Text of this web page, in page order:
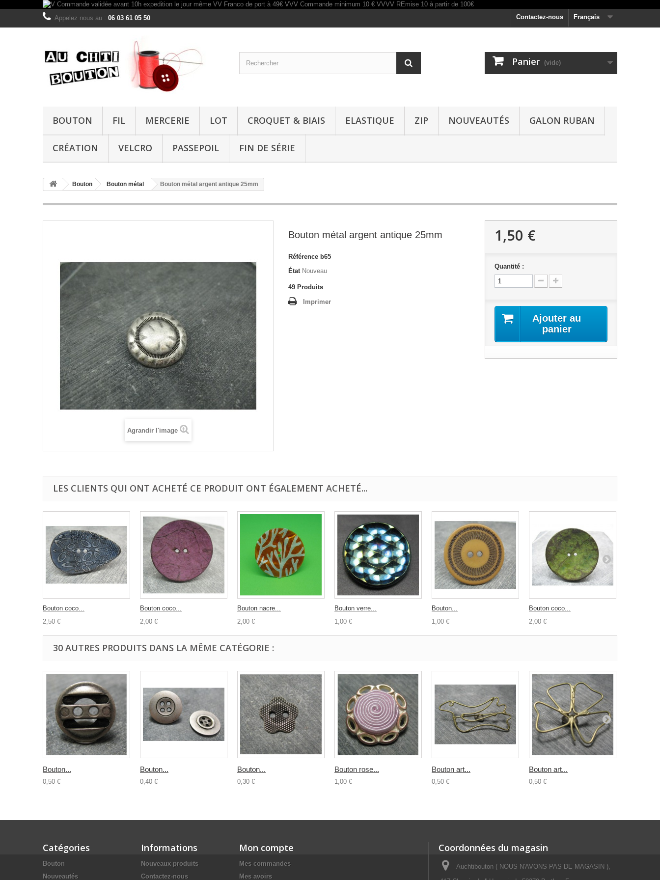
Français
Contactez-nous
Appelez nous au : 06 03 61 05 50
Panier (vide)
BOUTON FIL MERCERIE LOT CROQUET & BIAIS ELASTIQUE ZIP NOUVEAUTÉS GALON RUBAN
CRÉATION VELCRO PASSEPOIL FIN DE SÉRIE
Bouton Bouton métal Bouton métal argent antique 25mm
Agrandir l'image
Bouton métal argent antique 25mm
Référence b65
État Nouveau
49 Produits
Imprimer
1,50 €
Quantité :
Ajouter au
panier
LES CLIENTS QUI ONT ACHETÉ CE PRODUIT ONT ÉGALEMENT ACHETÉ...
Bouton coco...
2,50 €
Bouton coco...
2,00 €
Bouton nacre...
2,00 €
Bouton verre...
1,00 €
Bouton...
1,00 €
Bouton coco...
2,00 €
30 AUTRES PRODUITS DANS LA MÊME CATÉGORIE :
Bouton...
0,50 €
Bouton...
0,40 €
Bouton...
0,30 €
Bouton rose...
1,00 €
Bouton art...
0,50 €
Bouton art...
0,50 €
Catégories
Bouton
Nouveautés
Informations
Nouveaux produits
Contactez-nous
Mon compte
Mes commandes
Mes avoirs
Coordonnées du magasin
Auchtibouton ( NOUS N'AVONS PAS DE MAGASIN ),